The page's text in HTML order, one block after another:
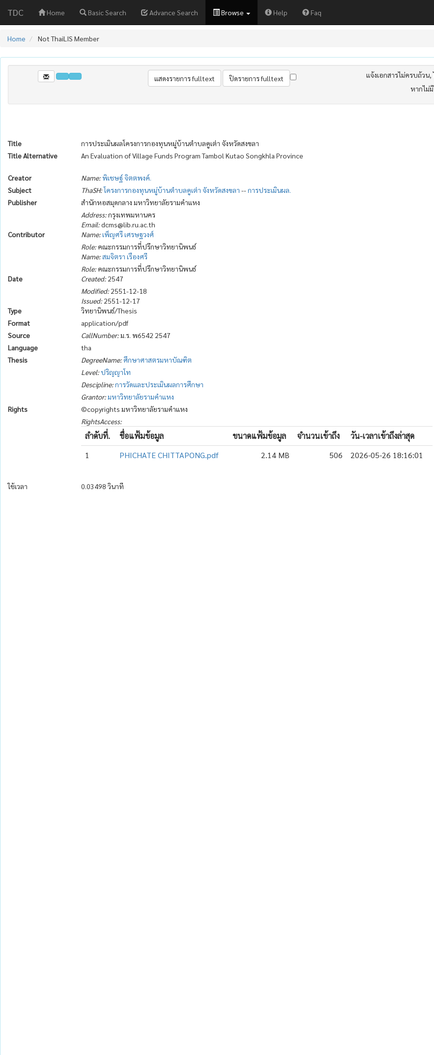
TDC Home Basic Search Advance Search Browse Help Faq
Home Not ThaiLIS Member
แจ้งเอกสารไม่ครบถ้ว
หากไม่
Title
การประเมินผลโครงการกองทุนหมู่บ้านตำบลคูเต่า จังหวัดสงขลา
Title Alternative
An Evaluation of Village Funds Program Tambol Kutao Songkhla Province
Creator Name:พิเชษฐ์ จิตตพงค์.
Subject
ThaSH:โครงการกองทุนหมู่บ้านตำบลคูเต่า จังหวัดสงขลา --การประเมินผล.
Publisher
สำนักหอสมุดกลาง มหาวิทยาลัยรามคำแหง
Address:กรุงเทพมหานคร
Email:dcms@lib.ru.ac.th
Contributor
Name:เพ็ญศรี เศรษฐวงศ์
Role: คณะกรรมการที่ปรึกษาวิทยานิพนธ์
Name:สมจิตรา เรืองศรี
Role: คณะกรรมการที่ปรึกษาวิทยานิพนธ์
Date
Created: 2547
Modified: 2551-12-18
Issued: 2551-12-17
Type
วิทยานิพนธ์/Thesis
Format
application/pdf
Source
CallNumber:ม.ร. พ6542 2547
Language
tha
Thesis
DegreeName: ศึกษาศาสตรมหาบัณฑิต
Level:ปริญญาโท
Descipline:การวัดและประเมินผลการศึกษา
Grantor:มหาวิทยาลัยรามคำแหง
Rights
©copyrights มหาวิทยาลัยรามคำแหง
RightsAccess:
ลำดับที่. ชื่อแฟ้มข้อมูล ขนาดแฟ้มข้อมูล จำนวนเข้าถึง
วัน-เวลาเข้าถึงล่าสุด
1
PHICHATE CHITTAPONG.pdf 2.14 MB 506 2026-05-26 18:16:01
ใช้เวลา 0.03498 วินาที